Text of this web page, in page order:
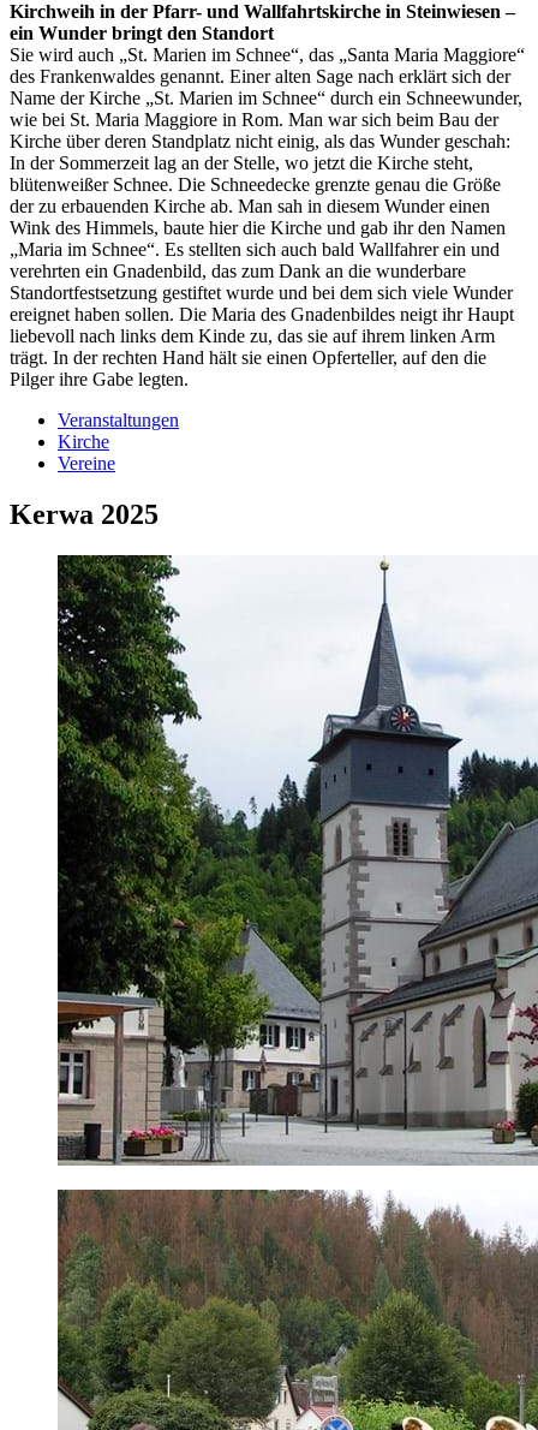
Kirchweih in der Pfarr- und Wallfahrtskirche in Steinwiesen –
ein Wunder bringt den Standort
Sie wird auch „St. Marien im Schnee“, das „Santa Maria Maggiore“
des Frankenwaldes genannt. Einer alten Sage nach erklärt sich der
Name der Kirche „St. Marien im Schnee“ durch ein Schneewunder,
wie bei St. Maria Maggiore in Rom. Man war sich beim Bau der
Kirche über deren Standplatz nicht einig, als das Wunder geschah:
In der Sommerzeit lag an der Stelle, wo jetzt die Kirche steht,
blütenweißer Schnee. Die Schneedecke grenzte genau die Größe
der zu erbauenden Kirche ab. Man sah in diesem Wunder einen
Wink des Himmels, baute hier die Kirche und gab ihr den Namen
„Maria im Schnee“. Es stellten sich auch bald Wallfahrer ein und
verehrten ein Gnadenbild, das zum Dank an die wunderbare
Standortfestsetzung gestiftet wurde und bei dem sich viele Wunder
ereignet haben sollen. Die Maria des Gnadenbildes neigt ihr Haupt
liebevoll nach links dem Kinde zu, das sie auf ihrem linken Arm
trägt. In der rechten Hand hält sie einen Opferteller, auf den die
Pilger ihre Gabe legten.
Veranstaltungen
Kirche
Vereine
Kerwa 2025